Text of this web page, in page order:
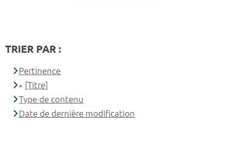
TRIER PAR :
Pertinence
[Titre]
Type de contenu
Date de dernière modification